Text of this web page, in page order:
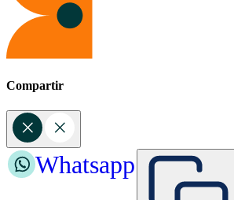
Compartir
Whatsapp